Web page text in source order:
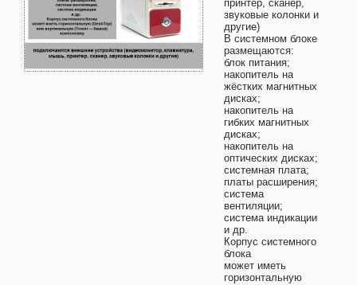
принтер, сканер,
звуковые колонки и
другие)
В системном блоке
размещаются:
блок питания;
накопитель на
жёстких магнитных
дисках;
накопитель на
гибких магнитных
дисках;
накопитель на
оптических дисках;
системная плата;
платы расширения;
система
вентиляции;
система индикации
и др.
Корпус системного
блока
может иметь
горизонтальную